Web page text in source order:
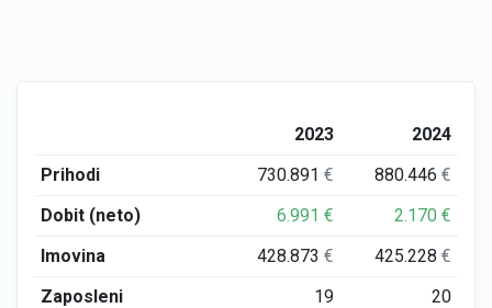
2023
2024
Prihodi
730.891€ 880.446€
Dobit (neto)
6.991€ 2.170€
Imovina
428.873€ 425.228€
Zaposleni
19
20